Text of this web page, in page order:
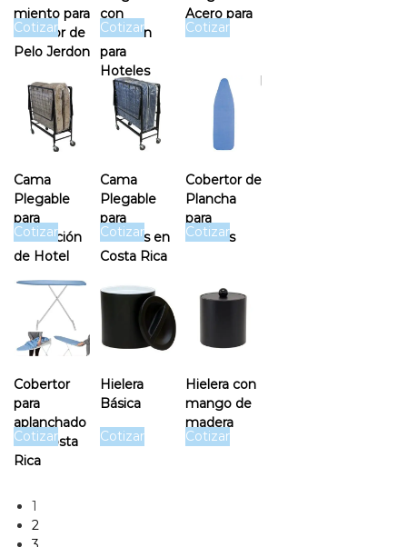
miento para
Secador de
Pelo Jerdon
Cotizar
con
Colchón
para
Hoteles
Cotizar
Acero para
Hotel
Cotizar
Cama
Plegable
para
Habitación
de Hotel
Cotizar
Cama
Plegable
para
Hoteles en
Costa Rica
Cotizar
Cobertor de
Plancha
para
Hoteles
Cotizar
Cobertor
para
aplanchado
r en Costa
Rica
Cotizar
Hielera
Básica
Cotizar
Hielera con
mango de
madera
Cotizar
1
2